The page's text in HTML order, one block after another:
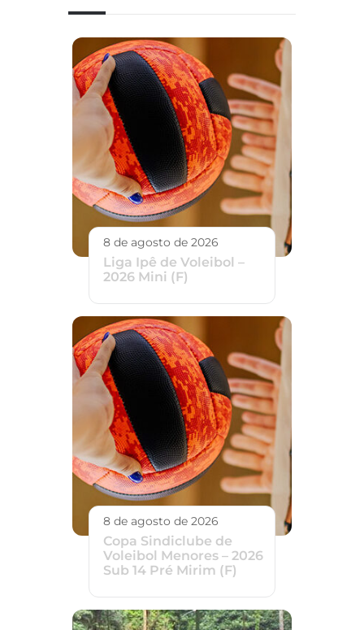
8 de agosto de 2026
Liga Ipê de Voleibol –
2026 Mini (F)
8 de agosto de 2026
Copa Sindiclube de
Voleibol Menores – 2026
Sub 14 Pré Mirim (F)